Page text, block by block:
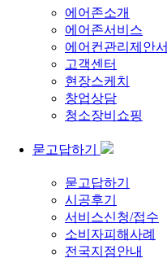
에어존소개
에어존서비스
에어컨관리제안서
고객센터
현장스케치
창업상담
청소장비쇼핑
묻고답하기
묻고답하기
시공후기
서비스신청/접수
소비자피해사례
전국지점안내